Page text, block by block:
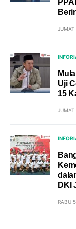
JUMAT
Uji
15
JUMAT
DKI
RABU